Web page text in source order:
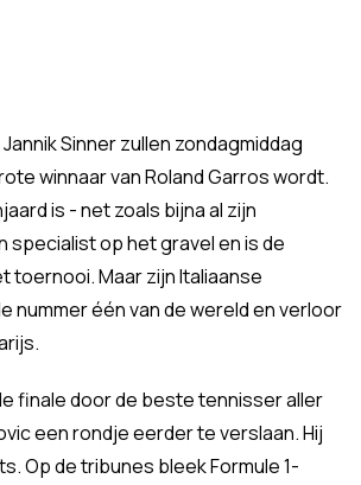
Sinner zullen zondagmiddag
winnaar van Roland Garros wordt.
is - net zoals bijna al zijn
specialist op het gravel en is de
toernooi. Maar zijn Italiaanse
nummer één van de wereld en verloor
finale door de beste tennisser aller
een rondje eerder te verslaan. Hij
Op de tribunes bleek Formule 1-